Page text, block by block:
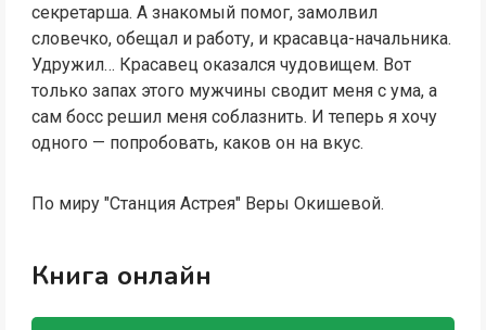
секретарша. А знакомый помог, замолвил
словечко, обещал и работу, и красавца-начальника.
Удружил… Красавец оказался чудовищем. Вот
только запах этого мужчины сводит меня с ума, а
сам босс решил меня соблазнить. И теперь я хочу
одного — попробовать, каков он на вкус.
По миру "Станция Астрея" Веры Окишевой.
Книга онлайн